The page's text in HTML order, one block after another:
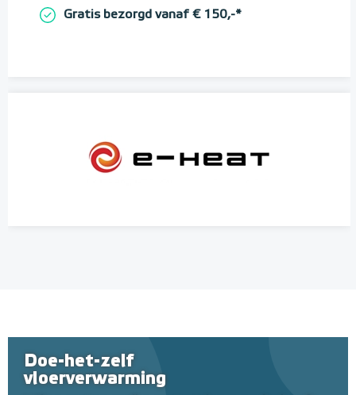
Gratis bezorgd vanaf € 150,-*
Doe-het-zelf
vloerverwarming